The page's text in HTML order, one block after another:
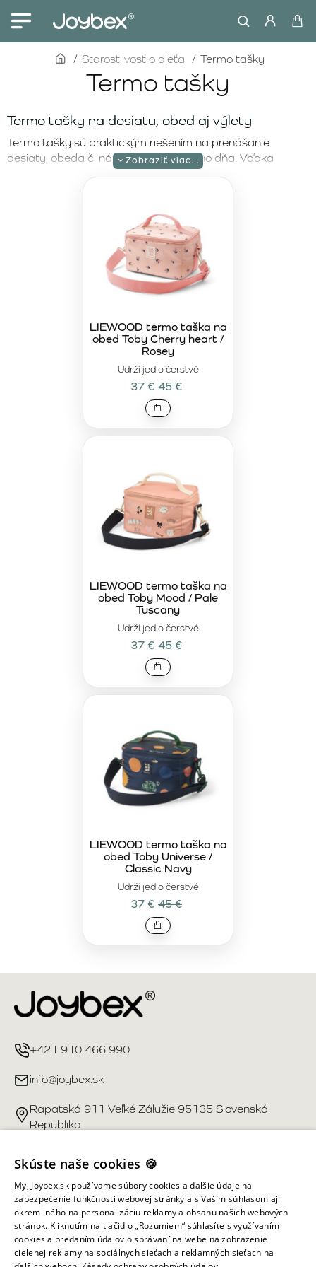
Termo tašky
home
Starostlivosť o dieťa Termo tašky
Termo tašky na desiatu, obed aj výlety
Termo tašky sú praktickým riešením na prenášanie
desiaty, obeda či nápojov počas celého dňa. Vďaka
izolačnej podšívke pomáhajú udržať jedlo dlhšie čerstvé a
sú ideálne do škôlky, školy, na krúžky aj rodinné výlety.
Ľahké a kompaktné termo tašky s nastaviteľným
popruhom sa pohodlne nosia a rodičom uľahčujú balenie
aj čistenie. Vnútorné priehradky na chladiace prvky
pomáhajú udržať potraviny v optimálnej teplote aj počas
Udrží jedlo čerstvé
LIEWOOD termo taška na
obed Toby Cherry heart /
Rosey
37 € 45 €
Udrží jedlo čerstvé
LIEWOOD termo taška na
obed Toby Mood / Pale
Tuscany
37 € 45 €
Udrží jedlo čerstvé
LIEWOOD termo taška na
obed Toby Universe /
Classic Navy
37 € 45 €
+421 910 466 990
info@joybex.sk
Rapatská 911 Veľké Zálužie 95135 Slovenská
Republika
Užitočné odkazy
Účet
Informácie obchodu
Skúste naše cookies 🍪
My, Joybex.sk používame súbory cookies a ďalšie údaje na
zabezpečenie funkčnosti webovej stránky a s Vaším súhlasom aj
okrem iného na personalizáciu reklamy a obsahu našich webových
stránok. Kliknutím na tlačidlo „Rozumiem“ súhlasíte s využívaním
cookies a predaním údajov o správaní na webe na zobrazenie
cielenej reklamy na sociálnych sieťach a reklamných sieťach na